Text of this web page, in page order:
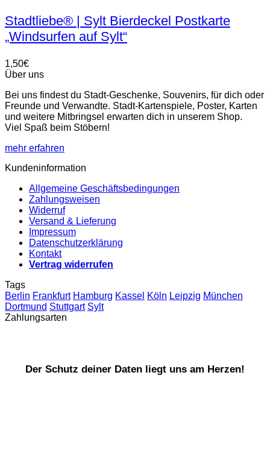
Stadtliebe® | Sylt Bierdeckel Postkarte
„Windsurfen auf Sylt“
1,50€
Über uns
Bei uns findest du Stadt-Geschenke, Souvenirs, für dich oder
Freunde und Verwandte. Stadt-Kartenspiele, Poster, Karten
und weitere Mitbringsel erwarten dich in unserem Shop.
Viel Spaß beim Stöbern!
mehr erfahren
Kundeninformation
Allgemeine Geschäftsbedingungen
Zahlungsweisen
Widerruf
Versand & Lieferung
Impressum
Datenschutzerklärung
Kontakt
Vertrag widerrufen
Tags
Berlin Frankfurt Hamburg Kassel Köln Leipzig München
Dortmund Stuttgart Sylt
Zahlungsarten
Der Schutz deiner Daten liegt uns am Herzen!